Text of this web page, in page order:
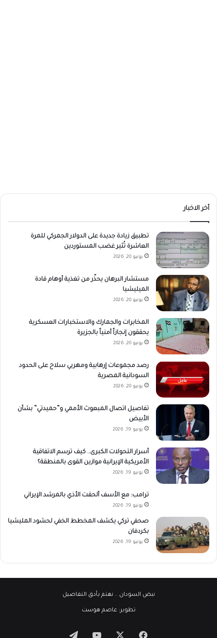
أخر الاخبار
تطبيق زيادة جديدة على الدولار الجمركي للمرة
العاشرة تُثير غضب المستوردين
يونيو 20, 2026
مستشار البرهان يحذّر من تغذية أوهام قادة
الميليشيا
يونيو 20, 2026
المخابرات والجمارك والاستخبارات العسكرية
يحققون إنجازاً أمنياً بالجزيرة
يونيو 20, 2026
رصد مجموعات إرهابية ومهربي سلاح على الحدود
السودانية المصرية
يونيو 20, 2026
تفاصيل اتصال المبعوث الأممي و”حميدتي” بشأن
الأبيض
يونيو 19, 2026
أسرار التحولات الكبرى.. كيف ترسم الاتفاقية
الأمريكية الإيرانية موازين القوى بالمنطقة؟
يونيو 19, 2026
ترامب: مع الأسف ألحقت الأذي بالمرشد الإيراني
يونيو 19, 2026
صحفي تركي يكشف المخطط الخفي لحشود المليشيا
بكردفان
يونيو 19, 2026
نبض السودان .. نهتم بأدق التفاصيل
تطوير:عاصم هوست
فيسبوك ‫YouTubeتيلقرام